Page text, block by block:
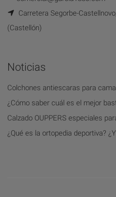
Carretera Segorbe-
(Castellón)
Noticias
Colchones antiescaras para
¿Cómo saber cuál es el mejor
Calzado OUPPERS especiales
¿Qué es la ortopedia deportiva?